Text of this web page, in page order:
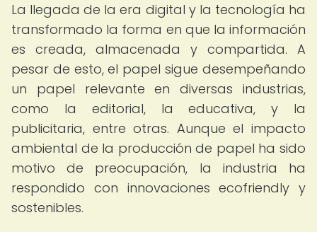
La llegada de la era digital y la tecnología ha
transformado la forma en que la información
es creada, almacenada y compartida. A
pesar de esto, el papel sigue desempeñando
un papel relevante en diversas industrias,
como la editorial, la educativa, y la
publicitaria, entre otras. Aunque el impacto
ambiental de la producción de papel ha sido
motivo de preocupación, la industria ha
respondido con innovaciones ecofriendly y
sostenibles.